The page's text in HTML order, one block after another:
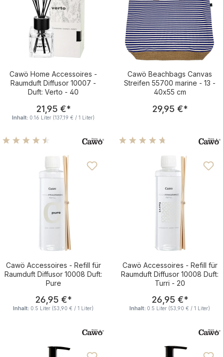
Cawö Home Accessoires -
Raumduft Diffusor 10007 -
Duft: Verto - 40
Regulärer Preis:
21,95 €*
Inhalt: 0.16 Liter (137,19 € / 1 Liter)
Cawö Beachbags Canvas
Streifen 55700 marine - 13 -
40x55 cm
Regulärer
29,95 €*
Durchschnittliche Bewertung von 4.41 von 5 Sternen
Cawö Accessoires - Refill für
Raumduft Diffusor 10008 Duft:
Pure
Regulärer Preis:
26,95 €*
Inhalt: 0.5 Liter (53,90 € / 1 Liter)
Cawö Accessoires - Refill für
Raumduft Diffusor 10008 Duft:
Turri - 20
Regulärer
26,95 €*
Inhalt: 0.5 Liter (53,90 € / 1 Liter)